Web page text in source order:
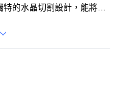
的水晶切割設計，能將光
。無論是搭配Goal Zero或